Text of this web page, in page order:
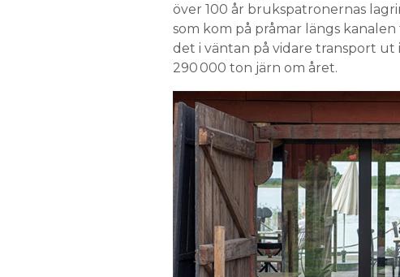
över 100 år brukspatronernas
som kom på pråmar längs
det i väntan på vidare transport ut
290 000 ton järn om året.